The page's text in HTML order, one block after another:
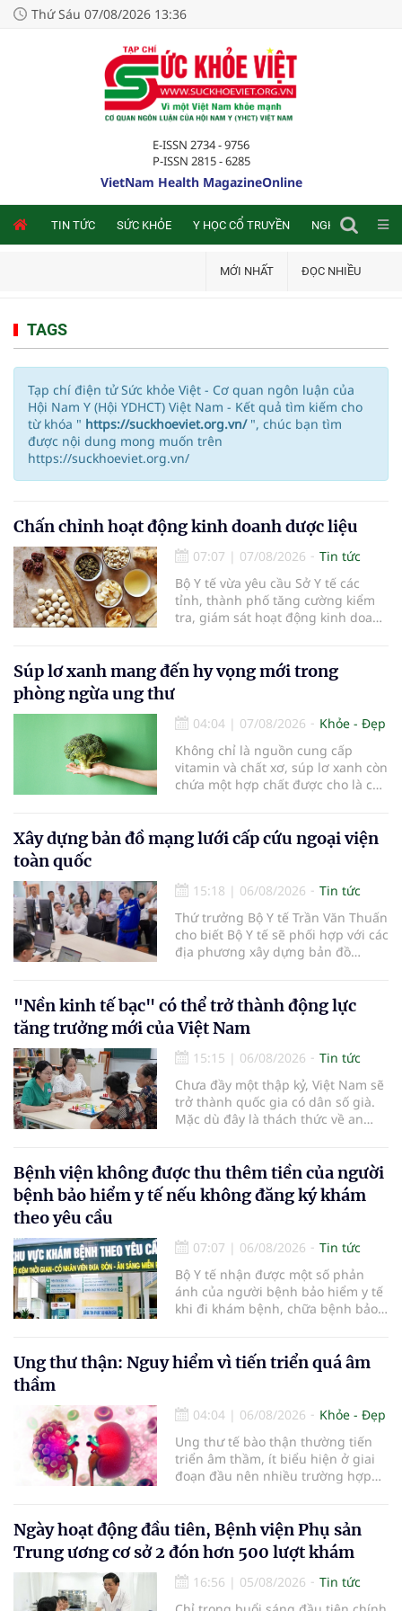
Thứ Sáu 07/08/2026 13:36
E-ISSN 2734 - 9756
P-ISSN 2815 - 6285
VietNam Health MagazineOnline
TIN TỨC SỨC KHỎE Y HỌC CỔ TRUYỀN NGHIÊN CỨU
MỚI NHẤT ĐỌC NHIỀU
TAGS
Tạp chí điện tử Sức khỏe Việt - Cơ quan ngôn luận của
Hội Nam Y (Hội YDHCT) Việt Nam - Kết quả tìm kiếm cho
từ khóa " https://suckhoeviet.org.vn/ ", chúc bạn tìm
được nội dung mong muốn trên
https://suckhoeviet.org.vn/
Chấn chỉnh hoạt động kinh doanh dược liệu
07:07 | 07/08/2026
Tin tức
Bộ Y tế vừa yêu cầu Sở Y tế các
tỉnh, thành phố tăng cường kiểm
tra, giám sát hoạt động kinh doanh
Súp lơ xanh mang đến hy vọng mới trong
phòng ngừa ung thư
04:04 | 07/08/2026
Khỏe - Đẹp
Không chỉ là nguồn cung cấp
vitamin và chất xơ, súp lơ xanh còn
chứa một hợp chất được cho là có
Xây dựng bản đồ mạng lưới cấp cứu ngoại viện
toàn quốc
15:18 | 06/08/2026
Tin tức
Thứ trưởng Bộ Y tế Trần Văn Thuấn
cho biết Bộ Y tế sẽ phối hợp với các
địa phương xây dựng bản đồ
thiện cơ chế tài chính và đa dạng
hóa phương tiện nhằm nâng cao
năng lực cấp cứu trước viện t
"Nền kinh tế bạc" có thể trở thành động lực
tăng trưởng mới của Việt Nam
15:15 | 06/08/2026
Tin tức
Chưa đầy một thập kỷ, Việt Nam sẽ
trở thành quốc gia có dân số già.
Mặc dù đây là thách thức về an
có giá trị hàng tỷ USD.
Bệnh viện không được thu thêm tiền của người
bệnh bảo hiểm y tế nếu không đăng ký khám
theo yêu cầu
07:07 | 06/08/2026
Tin tức
Bộ Y tế nhận được một số phản
ánh của người bệnh bảo hiểm y tế
khi đi khám bệnh, chữa bệnh bảo
bệnh, chữa bệnh theo yêu cầu
nhưng vẫn phải nộp thêm các chi
phần c
Ung thư thận: Nguy hiểm vì tiến triển quá âm
thầm
04:04 | 06/08/2026
Khỏe - Đẹp
Ung thư tế bào thận thường tiến
triển âm thầm, ít biểu hiện ở giai
đoạn đầu nên nhiều trường hợp
Trường hợp một bệnh nhân 79 tuổi
có khối u tăng gấp đôi kích thước
chỉ sau 4 tháng theo dõi là
Ngày hoạt động đầu tiên, Bệnh viện Phụ sản
Trung ương cơ sở 2 đón hơn 500 lượt khám
16:56 | 05/08/2026
Tin tức